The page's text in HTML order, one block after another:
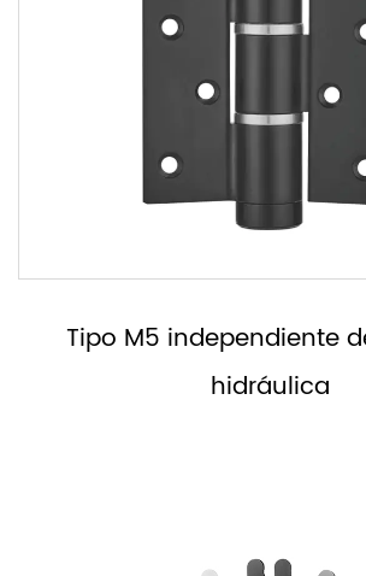
Bisagra hidráulica,